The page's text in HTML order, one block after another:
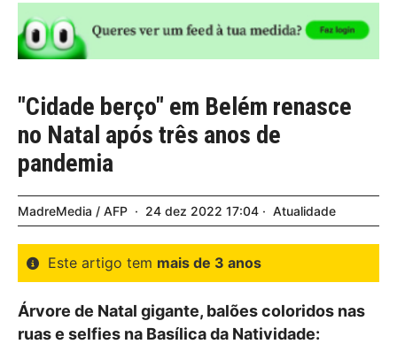
"Cidade berço" em Belém renasce
no Natal após três anos de
pandemia
MadreMedia / AFP 24 dez 2022 17:04 Atualidade
Este artigo tem mais de 3 anos
Árvore de Natal gigante, balões coloridos nas
ruas e selfies na Basílica da Natividade: